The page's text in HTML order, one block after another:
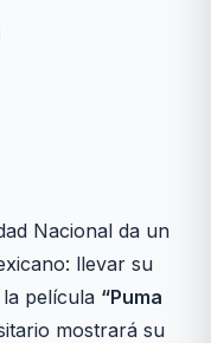
Nacional da un
llevar su
película “Puma
mostrará su